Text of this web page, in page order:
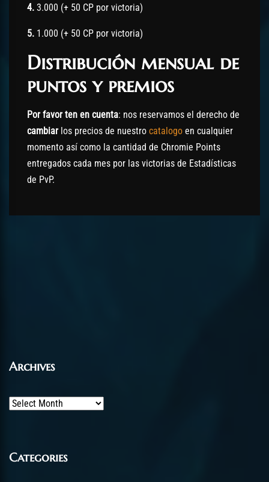
4. 3.000 (+ 50 CP por victoria)
5. 1.000 (+ 50 CP por victoria)
Distribución mensual de
puntos y premios
Por favor ten en cuenta: nos reservamos el derecho de
cambiarlos precios de nuestro catalogo en cualquier
momento así como la cantidad de Chromie Points
entregados cada mes por las victorias de Estadísticas
de PvP.
Archives
Archives
Categories